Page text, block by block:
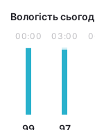
Вологість
00:00 03:00